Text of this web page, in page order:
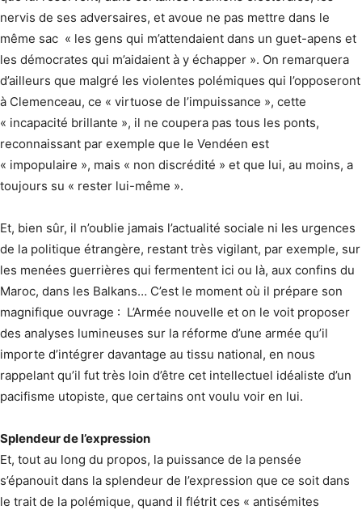
nervis de ses adversaires, et avoue ne pas mettre dans le
même sac « les gens qui m’attendaient dans un guet-apens et
les démocrates qui m’aidaient à y échapper ». On remarquera
d’ailleurs que malgré les violentes polémiques qui l’opposeront
à Clemenceau, ce « virtuose de l’impuis­sance », cette
« incapacité brillante », il ne coupera pas tous les ponts,
reconnaissant par exemple que le Vendéen est
« impopulaire », mais « non discrédité » et que lui, au moins, a
toujours su « rester lui-même ».
Et, bien sûr, il n’oublie jamais l’actualité sociale ni les urgences
de la politique étrangère, restant très vigilant, par exemple, sur
les menées guerrières qui fermentent ici ou là, aux confins du
Maroc, dans les Balkans… C’est le moment où il prépare son
magnifique ouvrage : L’Armée nouvelle et on le voit proposer
des analyses lumineuses sur la réforme d’une armée qu’il
importe d’intégrer davantage au tissu national, en nous
rappelant qu’il fut très loin d’être cet intellectuel idéaliste d’un
pacifisme utopiste, que certains ont voulu voir en lui.
Splendeur de l’expression
Et, tout au long du propos, la puissance de la pensée
s’épanouit dans la splendeur de l’expression que ce soit dans
le trait de la polémique, quand il flétrit ces « antisémites